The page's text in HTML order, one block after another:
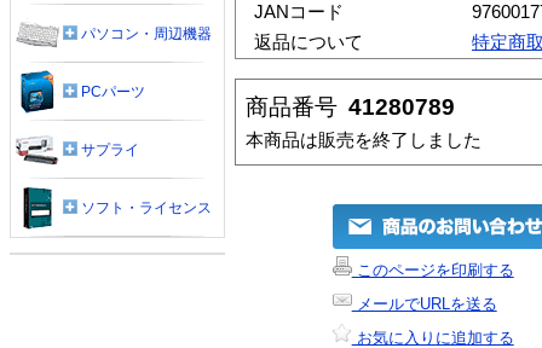
JANコード
返品について
特定商
商品番号 41280789
本商品は販売を終了しました
このページを印刷する
メールでURLを送る
お気に入りに追加する
パソコン・周辺機器
PCパーツ
サプライ
ソフト・ライセンス